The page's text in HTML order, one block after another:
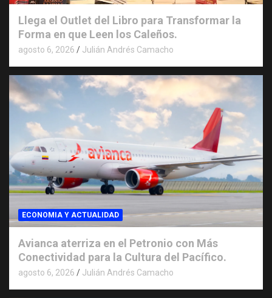
Llega el Outlet del Libro para Transformar la
Forma en que Leen los Caleños.
agosto 6, 2026 Julián Andrés Camacho
ECONOMIA Y ACTUALIDAD
Avianca aterriza en el Petronio con Más
Conectividad para la Cultura del Pacífico.
agosto 6, 2026 Julián Andrés Camacho